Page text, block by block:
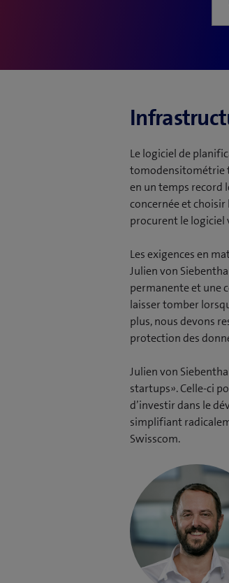
Le logiciel de
tomodensitométrie
en un temps record
concernée et choisir
procurent le logiciel
Les exigences en
Julien von
permanente et une
laisser tomber
plus, nous devons
protection des
Julien von
startups». Celle-ci
d’investir dans le
simplifiant
Swisscom.